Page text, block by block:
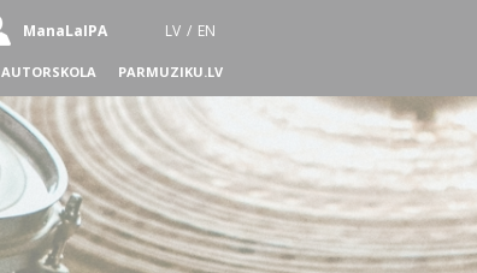
ManaLaIPA LV / EN
AUTORSKOLA PARMUZIKU.LV